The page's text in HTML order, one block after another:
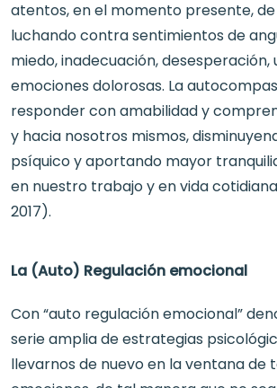
atentos, en el momento presente,
luchando contra sentimientos de
miedo, inadecuación, desesperación,
emociones dolorosas. La
responder con amabilidad y
y hacia nosotros mismos,
psíquico y aportando mayor
en nuestro trabajo y en vida
2017).
La (Auto) Regulación emocional
Con “auto regulación emocional”
serie amplia de estrategias
llevarnos de nuevo en la ventana de